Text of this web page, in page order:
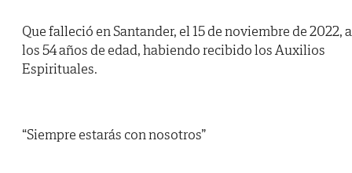
Que falleció en Santander, el 15 de noviembre de 2022, a
los 54 años de edad, habiendo recibido los Auxilios
Espirituales.
“Siempre estarás con nosotros”